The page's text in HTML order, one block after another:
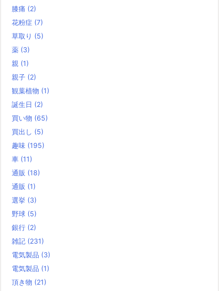
膝痛 (2)
花粉症 (7)
草取り (5)
薬 (3)
親 (1)
親子 (2)
観葉植物 (1)
誕生日 (2)
買い物 (65)
買出し (5)
趣味 (195)
車 (11)
通販 (18)
通販 (1)
選挙 (3)
野球 (5)
銀行 (2)
雑記 (231)
電気製品 (3)
電気製品 (1)
頂き物 (21)